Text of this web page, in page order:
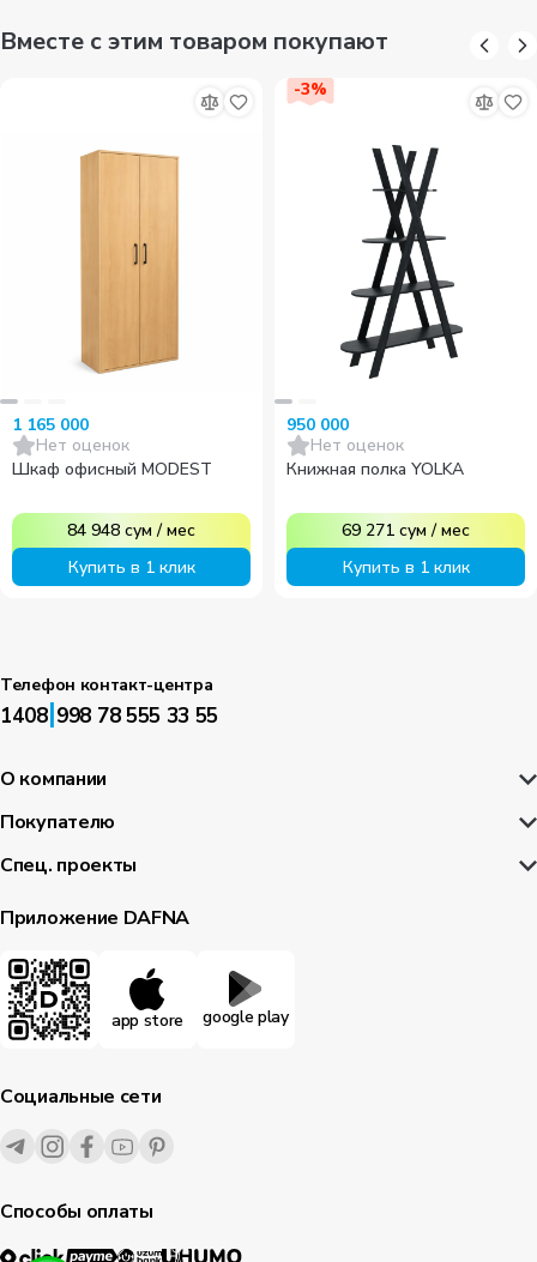
Вместе с этим товаром покупают
1 165 000
Нет оценок
Шкаф офисный MODEST
84 948 сум /мес
Купить в 1 клик
-3%
950 000
Нет оценок
Книжная полка YOLKA
69 271 сум /мес
Купить в 1 клик
Телефон контакт-центра
1408|998 78 555 33 55
О компании
Покупателю
Спец. проекты
Приложение DAFNA
app store google play
Социальные сети
Способы оплаты